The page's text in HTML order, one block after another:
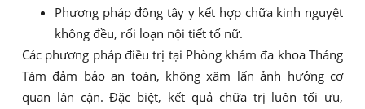
Phương pháp đông tây y kết hợp chữa kinh nguyệt
không đều, rối loạn nội tiết tố nữ.
Các phương pháp điều trị tại Phòng khám đa khoa Tháng
Tám đảm bảo an toàn, không xâm lấn ảnh hưởng cơ
quan lân cận. Đặc biệt, kết quả chữa trị luôn tối ưu,